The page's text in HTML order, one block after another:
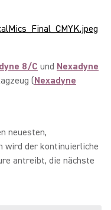
8/C und Nexadyne
(Nexadyne
neuesten,
wird der kontinuierliche
antreibt, die nächste